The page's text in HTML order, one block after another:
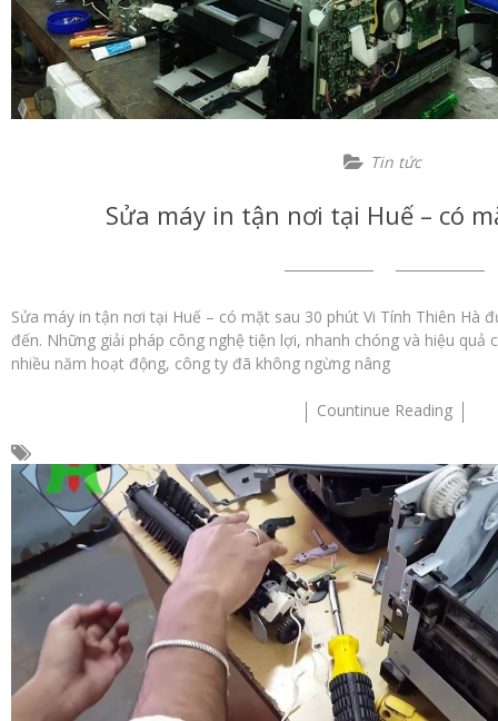
Tin tức
Sửa máy in tận nơi tại Huế – có
Sửa máy in tận nơi tại Huế – có mặt sau 30 phút Vi Tính Thiên Hà
đến. Những giải pháp công nghệ tiện lợi, nhanh chóng và hiệu quả
nhiều năm hoạt động, công ty đã không ngừng nâng
Countinue Reading